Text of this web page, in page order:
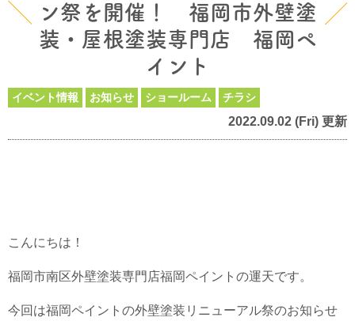
ン祭を開催！ 福岡市外壁塗
装・屋根塗装専門店 福岡ペ
イント
イベント情報 お知らせ ショールーム チラシ
2022.09.02 (Fri) 更新
こんにちは！
福岡市南区外壁塗装専門店福岡ペイントの運天です。
今回は福岡ペイントの外壁塗装リニューアル祭のお知らせ